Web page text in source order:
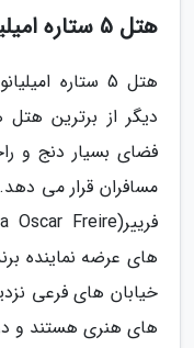
هتل 5 ستاره امیلیانو(Hotel Emiliano)
فضای بسیار دنج و
مسافران قرار می
های عرضه نماینده
خیابان های فرعی
های هنری هستند و